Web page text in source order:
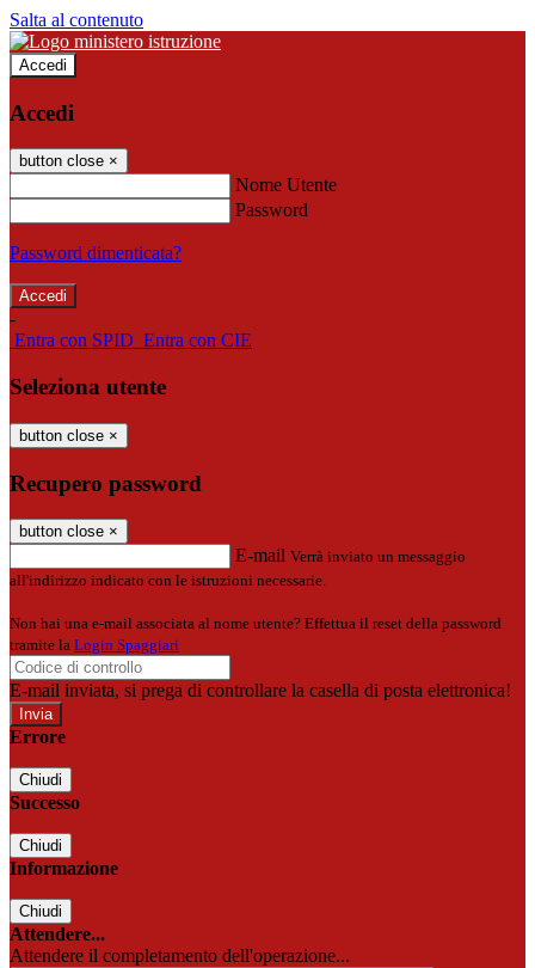
Salta al contenuto
Accedi
Accedi
button close ×
Nome Utente
Password
Password dimenticata?
-
Entra con SPID Entra con CIE
Seleziona utente
button close ×
Recupero password
button close ×
E-mail Verrà inviato un messaggio
all'indirizzo indicato con le istruzioni necessarie.
Non hai una e-mail associata al nome utente? Effettua il reset della password
tramite la Login Spaggiari
E-mail inviata, si prega di controllare la casella di posta elettronica!
Errore
Chiudi
Successo
Chiudi
Informazione
Chiudi
Attendere...
Attendere il completamento dell'operazione...